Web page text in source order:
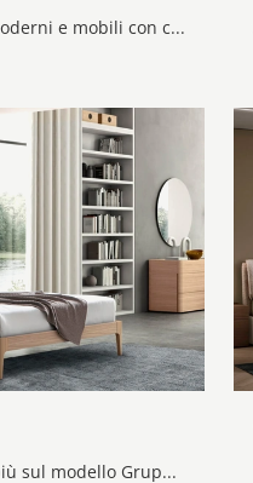
Scopri Comodini moderni e mobili con cassetti Maronese! Il modello Gruppo Mono realizzato in melaminico è l'acquisto perfetto.
Se vuoi sapere di più sul modello Gruppo Capri, clicca e scopri i Comodini e comò Maronese ideali per la tua zona notte.